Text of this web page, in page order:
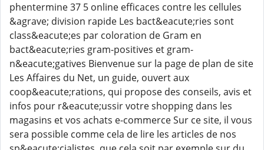
phentermine 37 5 online efficaces contre les cellules
&agrave; division rapide Les bact&eacute;ries sont
class&eacute;es par coloration de Gram en
bact&eacute;ries gram-positives et gram-
n&eacute;gatives Bienvenue sur la page de plan de site
Les Affaires du Net, un guide, ouvert aux
coop&eacute;rations, qui propose des conseils, avis et
infos pour r&eacute;ussir votre shopping dans les
magasins et vos achats e-commerce Sur ce site, il vous
sera possible comme cela de lire les articles de nos